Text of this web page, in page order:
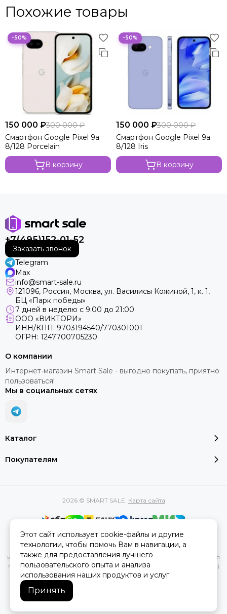
Похожие товары
−50%
150 000 ₽300 000 ₽
Смартфон Google Pixel 9a
8/128 Porcelain
В корзину
−50%
150 000 ₽300 000 ₽
Смартфон Google Pixel 9a
8/128 Iris
В корзину
+7(495)152-01-52
Заказать звонок
Telegram
Max
info@smart-sale.ru
121096, Россия, Москва, ул. Василисы Кожиной, 1, к. 1,
БЦ «Парк победы»
7 дней в неделю с 9:00 до 21:00
ООО «ВИКТОРИ»
ИНН/КПП: 9703194540/770301001
ОГРН: 1247700705230
Каталог
Покупателям
О компании
Интернет-магазин Smart Sale - выгодно покупать, приятно
пользоваться!
Мы в социальных сетях
2026 © SMART SALE. Карта сайта
Вся представленная на сайте информация, касающаяся
характеристик, стоимости товаров и услуг, носит
информационный характер и ни при каких условиях не является
публичной офертой, определяемой положениями Статьи 437(2)
Гражданского кодекса РФ.
Этот сайт использует cookie-файлы и другие
технологии, чтобы помочь Вам в навигации, а
также для предоставления лучшего
пользовательского опыта и анализа
использования наших продуктов и услуг.
Принять